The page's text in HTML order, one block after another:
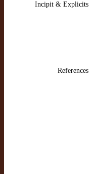
Incipit & Explicits
References